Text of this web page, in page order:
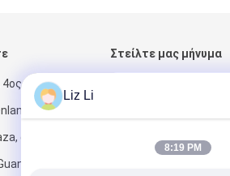
όροφος,
αριθ. 6
Στείλτε μας μήνυμα
Liz Li
8:19 PM